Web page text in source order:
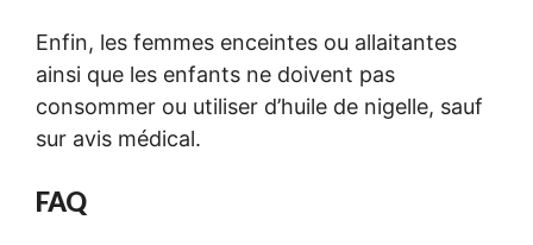
Enfin, les femmes enceintes ou allaitantes
ainsi que les enfants ne doivent pas
consommer ou utiliser d’huile de nigelle, sauf
sur avis médical.
FAQ